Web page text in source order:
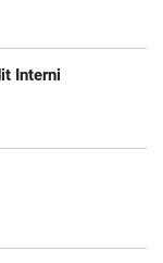
Interni